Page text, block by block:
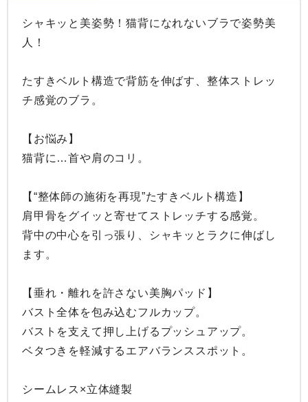
シャキッと美姿勢！猫背になれないブラで姿勢美
人！
たすきベルト構造で背筋を伸ばす、整体ストレッ
チ感覚のブラ。
【お悩み】
猫背に…首や肩のコリ。
【“整体師の施術を再現”たすきベルト構造】
肩甲骨をグイッと寄せてストレッチする感覚。
背中の中心を引っ張り、シャキッとラクに伸ばし
ます。
【垂れ・離れを許さない美胸パッド】
バスト全体を包み込むフルカップ。
バストを支えて押し上げるプッシュアップ。
ベタつきを軽減するエアバランススポット。
シームレス×立体縫製